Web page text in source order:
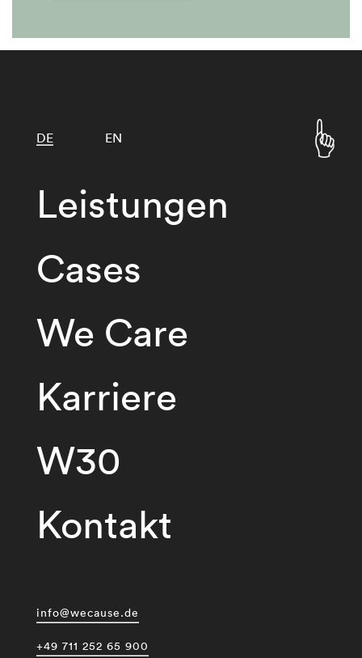
Leistungen
Cases
We Care
Karriere
W30
Kontakt
DE EN
info@wecause.de
+49 711 252 65 900